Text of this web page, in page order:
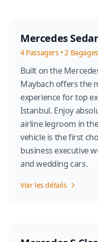
Mercedes
4 Passagers •2 Bagages
Built on the
Maybach offers the
experience for top
Istanbul. Enjoy
airline legroom in
vehicle is the first
business executive
and wedding cars.
Voir les détails